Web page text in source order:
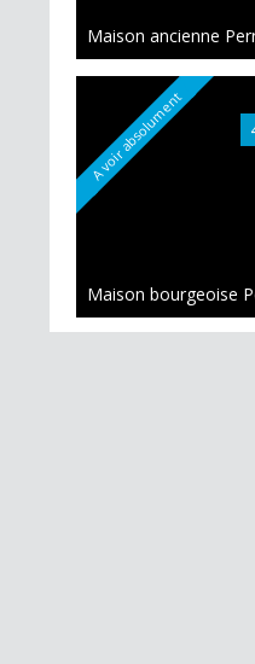
A voir absolument